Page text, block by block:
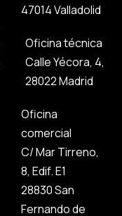
47014 Valladolid
Oficina técnica
Calle Yécora, 4,
28022 Madrid
Oficina
comercial
C/ Mar Tirreno,
8, Edif. E1
28830 San
Fernando de